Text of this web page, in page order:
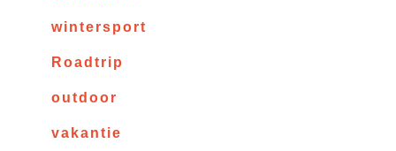
wintersport
Roadtrip
outdoor
vakantie